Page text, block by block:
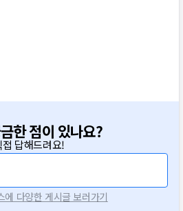
한 점이 있나요?
접 답해드려요!
에 다양한 게시글 보러가기